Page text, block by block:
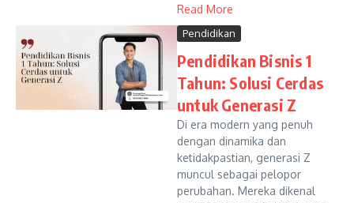
Read More
Pendidikan
Pendidikan Bisnis 1
Tahun: Solusi Cerdas
untuk Generasi Z
Di era modern yang penuh
dengan dinamika dan
ketidakpastian, generasi Z
muncul sebagai pelopor
perubahan. Mereka dikenal